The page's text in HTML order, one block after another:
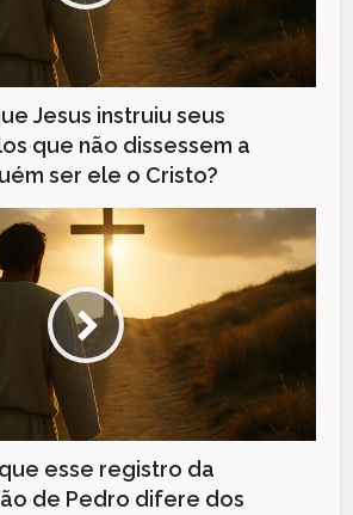
Jesus instruiu seus
que não dissessem a
ser ele o Cristo?
esse registro da
de Pedro difere dos